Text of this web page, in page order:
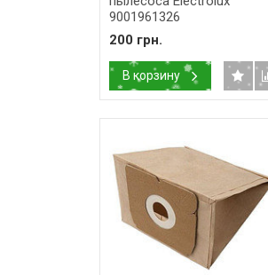
9001961326
200 грн.
В корзину